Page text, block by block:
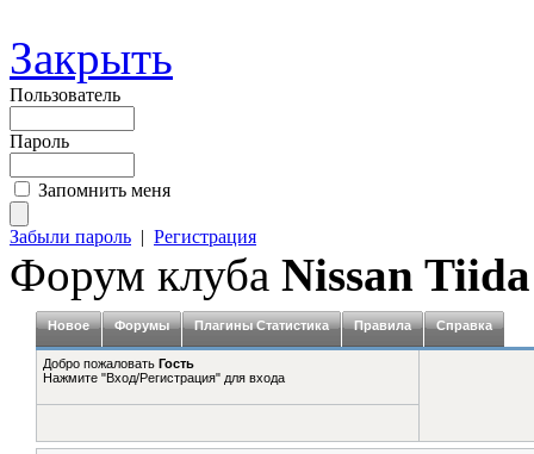
Закрыть
Пользователь
Пароль
Запомнить меня
Забыли пароль | Регистрация
Форум клуба Nissan Tiida
Новое Форумы Плагины Статистика Правила Справка
Добро пожаловать Гость
Нажмите "Вход/Регистрация" для входа